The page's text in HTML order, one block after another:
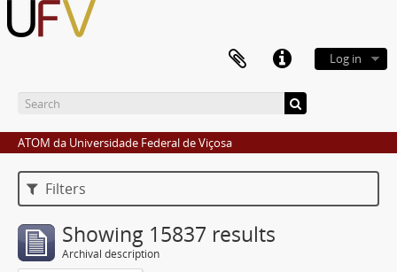
Log in
ATOM da Universidade Federal de Viçosa
Filters
Showing 15837 results
Archival description